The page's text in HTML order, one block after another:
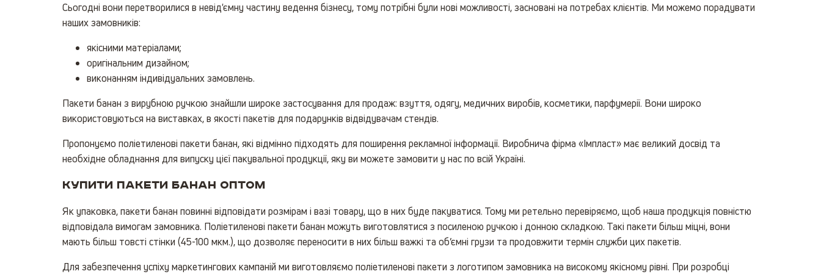
Сьогодні вони перетворилися в невід'ємну частину ведення бізнесу, тому потрібні були нові можливості, засновані на потребах клієнтів. Ми можемо порадувати
наших замовників:
якісними матеріалами;
оригінальним дизайном;
виконанням індивідуальних замовлень.
Пакети банан з вирубною ручкою знайшли широке застосування для продаж: взуття, одягу, медичних виробів, косметики, парфумерії. Вони широко
використовуються на виставках, в якості пакетів для подарунків відвідувачам стендів.
Пропонуємо поліетиленові пакети банан, які відмінно підходять для поширення рекламної інформації. Виробнича фірма «Імпласт» має великий досвід та
необхідне обладнання для випуску цієї пакувальної продукції, яку ви можете замовити у нас по всій Україні.
Купити пакети банан оптом
Як упаковка, пакети банан повинні відповідати розмірам і вазі товару, що в них буде пакуватися. Тому ми ретельно перевіряємо, щоб наша продукція повністю
відповідала вимогам замовника. Поліетиленові пакети банан можуть виготовлятися з посиленою ручкою і донною складкою. Такі пакети більш міцні, вони
мають більш товсті стінки (45-100 мкм.), що дозволяє переносити в них більш важкі та об’ємні грузи та продовжити термін служби цих пакетів.
Для забезпечення успіху маркетингових кампаній ми виготовляємо поліетиленові пакети з логотипом замовника на високому якісному рівні. При розробці